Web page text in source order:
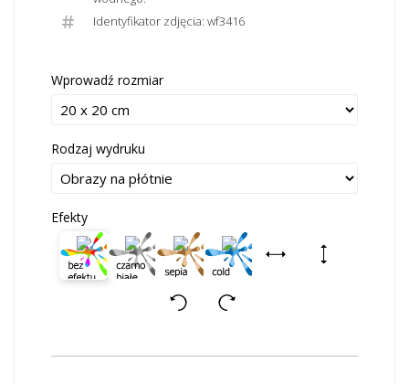
Identyfikator zdjęcia: wf3416
Wprowadź rozmiar
Rodzaj wydruku
Efekty